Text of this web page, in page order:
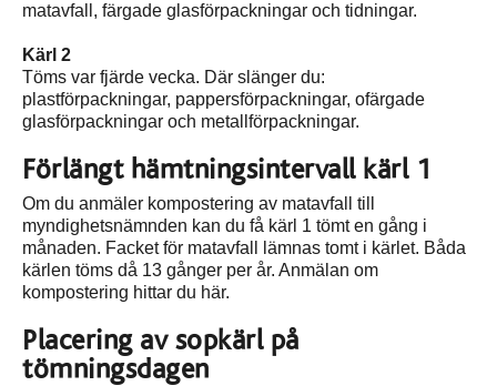
matavfall, färgade glasförpackningar och tidningar.
Kärl 2
Töms var fjärde vecka. Där slänger du:
plastförpackningar, pappersförpackningar, ofärgade
glasförpackningar och metallförpackningar.
Förlängt hämtningsintervall kärl 1
Om du anmäler kompostering av matavfall till
myndighetsnämnden kan du få kärl 1 tömt en gång i
månaden. Facket för matavfall lämnas tomt i kärlet. Båda
kärlen töms då 13 gånger per år. Anmälan om
kompostering hittar du här.
Placering av sopkärl på
tömningsdagen